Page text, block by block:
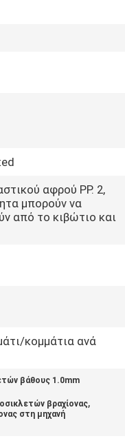
αφρού PP. 2,
μπορούν να
από το κιβώτιο και
κομμάτια ανά
βάθους 1.0mm
βραχίονας,
στη μηχανή